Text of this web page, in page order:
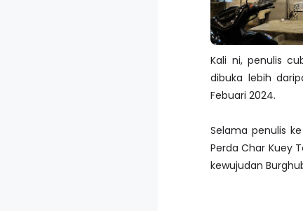
Kali ni, penulis
dibuka lebih
Febuari 2024.
Selama penulis
Perda Char Kuey
kewujudan